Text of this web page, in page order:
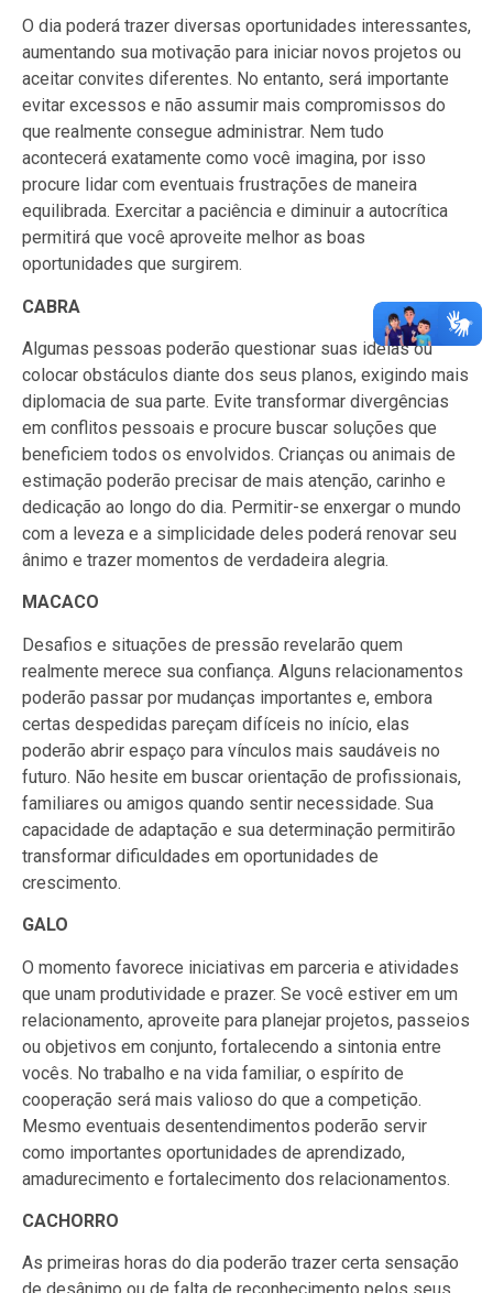
O dia poderá trazer diversas oportunidades interessantes,
aumentando sua motivação para iniciar novos projetos ou
aceitar convites diferentes. No entanto, será importante
evitar excessos e não assumir mais compromissos do
que realmente consegue administrar. Nem tudo
acontecerá exatamente como você imagina, por isso
procure lidar com eventuais frustrações de maneira
equilibrada. Exercitar a paciência e diminuir a autocrítica
permitirá que você aproveite melhor as boas
oportunidades que surgirem.
CABRA
Algumas pessoas poderão questionar suas ideias ou
colocar obstáculos diante dos seus planos, exigindo mais
diplomacia de sua parte. Evite transformar divergências
em conflitos pessoais e procure buscar soluções que
beneficiem todos os envolvidos. Crianças ou animais de
estimação poderão precisar de mais atenção, carinho e
dedicação ao longo do dia. Permitir-se enxergar o mundo
com a leveza e a simplicidade deles poderá renovar seu
ânimo e trazer momentos de verdadeira alegria.
MACACO
Desafios e situações de pressão revelarão quem
realmente merece sua confiança. Alguns relacionamentos
poderão passar por mudanças importantes e, embora
certas despedidas pareçam difíceis no início, elas
poderão abrir espaço para vínculos mais saudáveis no
futuro. Não hesite em buscar orientação de profissionais,
familiares ou amigos quando sentir necessidade. Sua
capacidade de adaptação e sua determinação permitirão
transformar dificuldades em oportunidades de
crescimento.
GALO
O momento favorece iniciativas em parceria e atividades
que unam produtividade e prazer. Se você estiver em um
relacionamento, aproveite para planejar projetos, passeios
ou objetivos em conjunto, fortalecendo a sintonia entre
vocês. No trabalho e na vida familiar, o espírito de
cooperação será mais valioso do que a competição.
Mesmo eventuais desentendimentos poderão servir
como importantes oportunidades de aprendizado,
amadurecimento e fortalecimento dos relacionamentos.
CACHORRO
As primeiras horas do dia poderão trazer certa sensação